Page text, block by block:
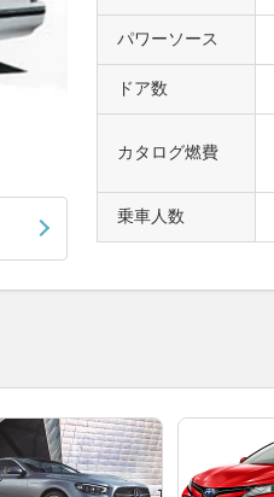
パワーソース
ドア数
カタログ燃費
乗車人数